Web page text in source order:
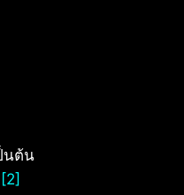
นต้น
[2]